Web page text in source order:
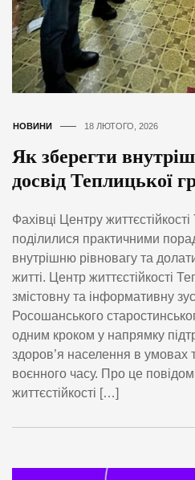
НОВИНИ 18 ЛЮТОГО, 2026
Як зберегти
досвід Теплицької
Фахівці Центру
поділилися практичними
внутрішню рівновагу та
житті. Центр життєстійкості
змістовну та інформативну
Росошанського
одним кроком у напрямку
здоров’я населення в умовах
воєнного часу. Про це
життєстійкості […]